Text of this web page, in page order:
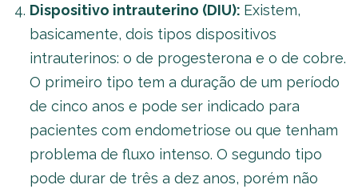
Dispositivo intrauterino (DIU): Existem,
basicamente, dois tipos dispositivos
intrauterinos: o de progesterona e o de cobre.
O primeiro tipo tem a duração de um período
de cinco anos e pode ser indicado para
pacientes com endometriose ou que tenham
problema de fluxo intenso. O segundo tipo
pode durar de três a dez anos, porém não